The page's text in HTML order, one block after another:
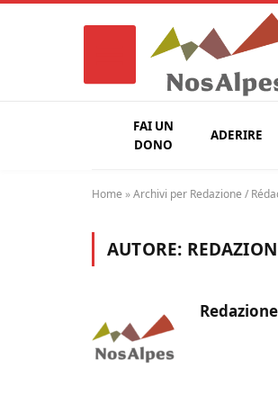
FAI UN
DONO
ADERIRE
Home »Archivi per Redazione /
AUTORE: